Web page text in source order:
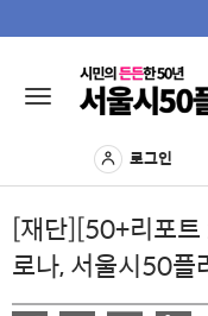
Toggle
navigation
로그인
[재단][50+리포
로나, 서울시50플